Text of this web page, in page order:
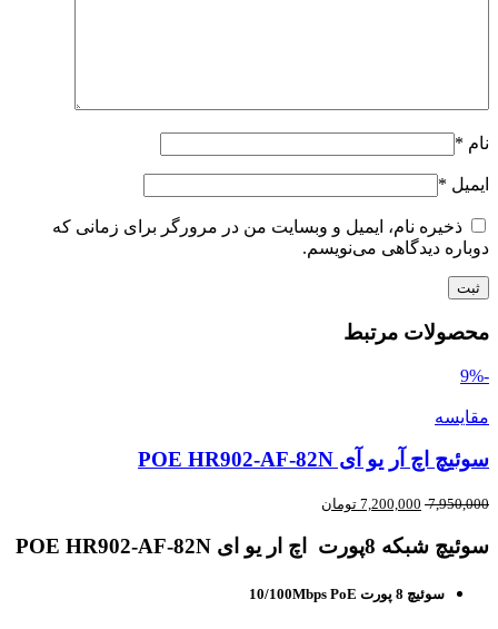
نام *
ایمیل *
ذخیره نام، ایمیل و وبسایت من در مرورگر برای زمانی که
دوباره دیدگاهی می‌نویسم.
محصولات مرتبط
-9%
مقایسه
سوئیچ اچ آر یو آی POE HR902-AF-82N
7,950,000
7,200,000 تومان
سوئیچ شبکه 8پورت اچ ار یو ای POE HR902-AF-82N
سوئیچ 8 پورت 10/100Mbps PoE